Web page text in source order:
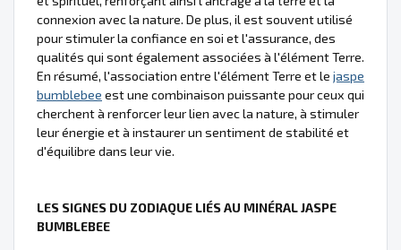
connexion avec la nature. De plus, il est souvent utilisé
pour stimuler la confiance en soi et l'assurance, des
qualités qui sont également associées à l'élément Terre.
En résumé, l'association entre l'élément Terre et le jaspe
bumblebee est une combinaison puissante pour ceux qui
cherchent à renforcer leur lien avec la nature, à stimuler
leur énergie et à instaurer un sentiment de stabilité et
d'équilibre dans leur vie.
LES SIGNES DU ZODIAQUE LIÉS AU MINÉRAL JASPE
BUMBLEBEE